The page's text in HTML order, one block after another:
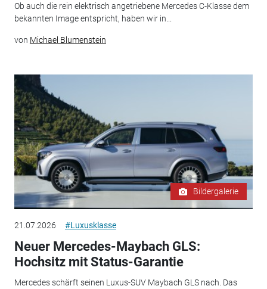
Ob auch die rein elektrisch angetriebene Mercedes C-Klasse dem
bekannten Image entspricht, haben wir in...
von Michael Blumenstein
Bildergalerie
21.07.2026 #Luxusklasse
Neuer Mercedes-Maybach GLS:
Hochsitz mit Status-Garantie
Mercedes schärft seinen Luxus-SUV Maybach GLS nach. Das